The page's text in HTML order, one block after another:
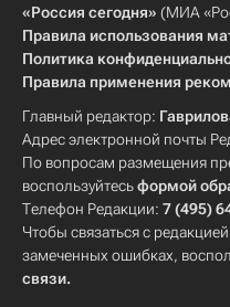
«Россия сегодня» (МИА
Правила использования
Политика
Правила применения
Главный редактор:
Адрес электронной почты
По вопросам размещения
воспользуйтесьформой
Телефон Редакции: 7 (495)
Чтобы связаться с
замеченных ошибках,
связи.